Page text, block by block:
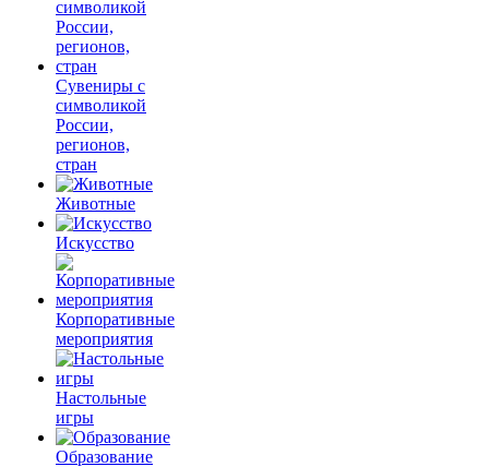
Сувениры с
символикой
России,
регионов,
стран
Животные
Искусство
Корпоративные
мероприятия
Настольные
игры
Образование